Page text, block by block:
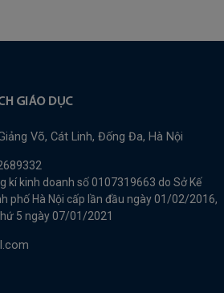
Võ, Cát Linh, Đống Đa, Hà Nội
kí kinh doanh số 0107319663 do Sở Kế
phố Hà Nội cấp lần đầu ngày 01/02/2016,
5 ngày 07/01/2021